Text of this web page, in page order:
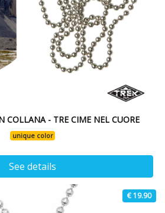
COLLANA - TRE CIME NEL CUORE
unique color
See details
€ 19.90